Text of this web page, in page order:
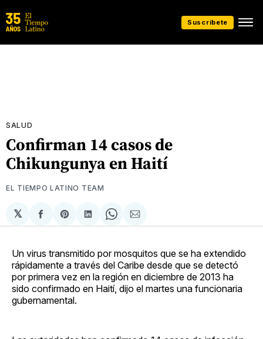
Suscríbete
SALUD
Confirman 14 casos de
Chikungunya en Haití
EL TIEMPO LATINO TEAM
𝕏
Compartir
en
Share
on
Compartir
en
Share
on
Compartir
via
Un virus transmitido por mosquitos que se ha extendido
rápidamente a través del Caribe desde que se detectó
por primera vez en la región en diciembre de 2013 ha
sido confirmado en Haití, dijo el martes una funcionaria
gubernamental.